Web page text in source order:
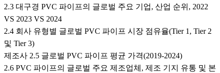
2.3 대구경 PVC 파이프의 글로벌 주요 기업, 산업 순위, 2022
VS 2023 VS 2024
2.4 회사 유형별 글로벌 PVC 파이프 시장 점유율(Tier 1, Tier 2
및 Tier 3)
제조사 2.5 글로벌 PVC 파이프 평균 가격(2019-2024)
2.6 PVC 파이프의 글로벌 주요 제조업체, 제조 기지 유통 및 본